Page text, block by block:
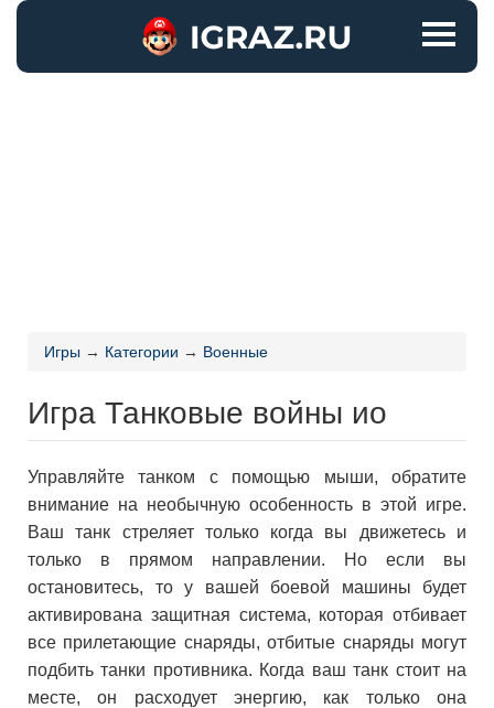
Игры → Категории → Военные
Игра Танковые войны ио
Управляйте танком с помощью мыши, обратите
внимание на необычную особенность в этой игре.
Ваш танк стреляет только когда вы движетесь и
только в прямом направлении. Но если вы
остановитесь, то у вашей боевой машины будет
активирована защитная система, которая отбивает
все прилетающие снаряды, отбитые снаряды могут
подбить танки противника. Когда ваш танк стоит на
месте, он расходует энергию, как только она